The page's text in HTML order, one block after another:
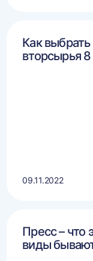
Как
вторсырья
09.11.2022
Пресс – что
виды